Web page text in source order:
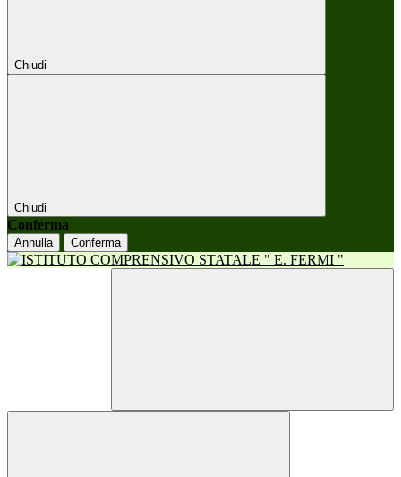
Chiudi
Chiudi
Conferma
Annulla Conferma